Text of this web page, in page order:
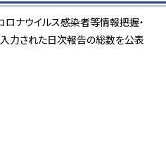
ナウイルス感染者等情報把握・
入力された日次報告の総数を公表